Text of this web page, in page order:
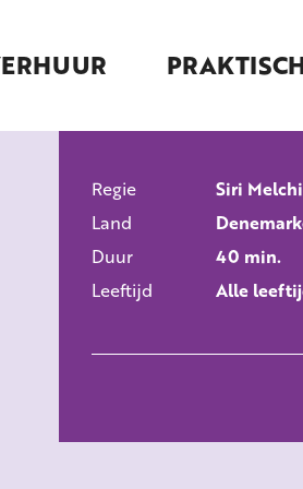
Blog
Educatie
Kaartverkoop
Tarieven
Over Het
ALLE FILMS
Regie
Siri
Land
Duur
40 min.
Leeftijd
Alle